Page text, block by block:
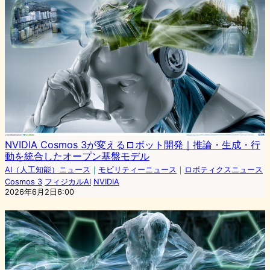
NVIDIA Cosmos 3が変えるロボット開発｜推論・生成・行
動を統合したオープン基盤モデル
AI（人工知能）ニュース ｜ モビリティーニュース ｜ ロボティクスニュース
Cosmos 3 フィジカルAI NVIDIA
2026年6月2日6:00